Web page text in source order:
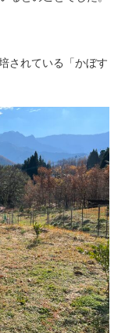
されている「かぼす